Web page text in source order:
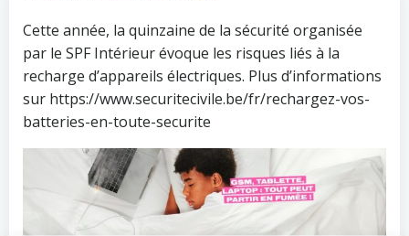
Cette année, la quinzaine de la sécurité organisée
par le SPF Intérieur évoque les risques liés à la
recharge d’appareils électriques. Plus d’informations
sur https://www.securitecivile.be/fr/rechargez-vos-
batteries-en-toute-securite